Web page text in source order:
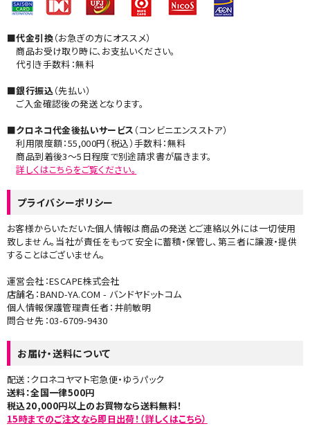
■代金引換（お急ぎの方にオススメ）
商品お受け取り時に、お支払いください。
代引き手数料：無料
■銀行振込（先払い）
ご入金確認後の発送となります。
■クロネコ代金後払いサービス （コンビニエンスストア）
利用限度額：55,000円（税込）手数料：無料
商品到着後3～5日程度で別途請求書が届きます。
詳しくはこちらをご覧ください。​
プライバシーポリシー
お客様からいただいた個人情報は商品の発送とご連絡以外には一切使用
致しません。当社が責任をもって安全に蓄積・保管し、第三者に譲渡・提供
することはございません。
運営会社：ESCAPE株式会社
店舗名：BAND-YA.COM - バンドヤドットコム
個人情報保護管理責任者：井前敏明
問合せ先：03-6709-9430
お届け・送料について
配送：クロネコヤマト宅急便・ゆうパック
送料：全国一律500円
税込20,000円以上のお買物なら送料無料！
15時までのご注文なら即日出荷！（詳しくはこちら）